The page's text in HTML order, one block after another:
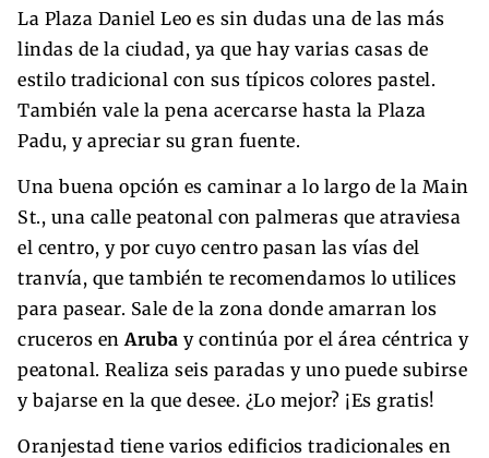
La Plaza Daniel Leo es sin dudas una de las más
lindas de la ciudad, ya que hay varias casas de
estilo tradicional con sus típicos colores pastel.
También vale la pena acercarse hasta la Plaza
Padu, y apreciar su gran fuente.
Una buena opción es caminar a lo largo de la Main
St., una calle peatonal con palmeras que atraviesa
el centro, y por cuyo centro pasan las vías del
tranvía, que también te recomendamos lo utilices
para pasear. Sale de la zona donde amarran los
cruceros en Aruba y continúa por el área céntrica y
peatonal. Realiza seis paradas y uno puede subirse
y bajarse en la que desee. ¿Lo mejor? ¡Es gratis!
Oranjestad tiene varios edificios tradicionales en